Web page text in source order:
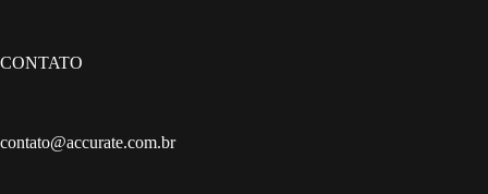
CONTATO
contato@accurate.com.br